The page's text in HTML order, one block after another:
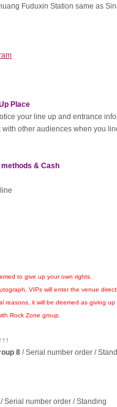
Fuduxin Station same as
Place
your line up and entrance
other audiences when you
& Cash
to give up your own rights.
VIPs will enter the venue
reasons, it will be deemed as giving up
Rock Zone group.
8 / Serial number order /
/ Serial number order / Standing